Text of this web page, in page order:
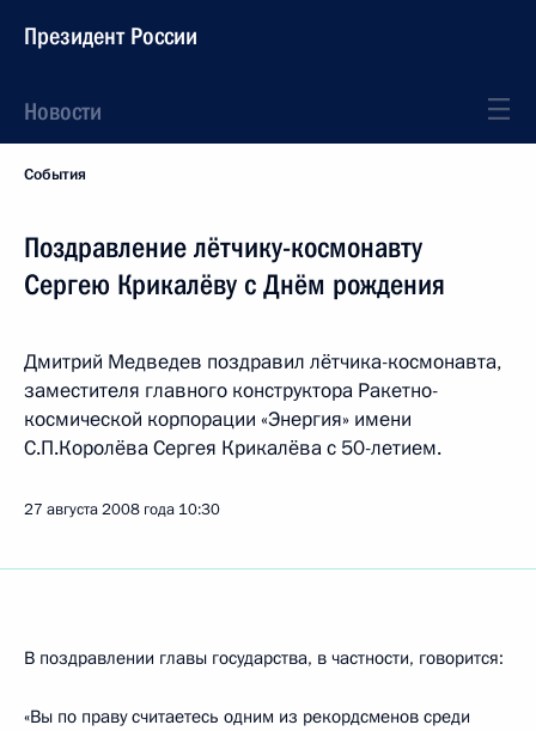
Президент России
Новости
События
Поздравление лётчику-космонавту
Сергею Крикалёву с Днём рождения
Дмитрий Медведев поздравил лётчика-космонавта,
заместителя главного конструктора Ракетно-
космической корпорации «Энергия» имени
С.П.Королёва Сергея Крикалёва с 50-летием.
27 августа 2008 года 10:30
В поздравлении главы государства, в частности, говорится:
«Вы по праву считаетесь одним из рекордсменов среди